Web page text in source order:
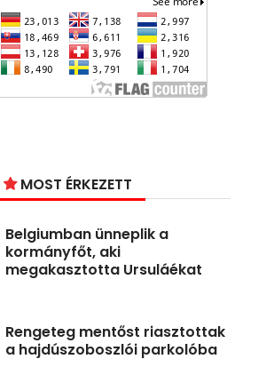
MOST ÉRKEZETT
Belgiumban ünneplik a
kormányfőt, aki
megakasztotta Ursuláékat
Rengeteg mentőst riasztottak
a hajdúszoboszlói parkolóba